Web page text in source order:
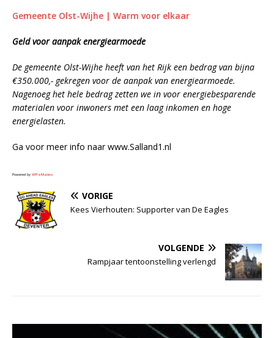
Gemeente Olst-Wijhe | Warm voor elkaar
Geld voor aanpak energiearmoede
De gemeente Olst-Wijhe heeft van het Rijk een bedrag van bijna
€350.000,- gekregen voor de aanpak van energiearmoede.
Nagenoeg het hele bedrag zetten we in voor energiebesparende
materialen voor inwoners met een laag inkomen en hoge
energielasten.
Ga voor meer info naar www.Salland1.nl
Powered by WPeMatico
VORIGE
Kees Vierhouten: Supporter van De Eagles
VOLGENDE
Rampjaar tentoonstelling verlengd